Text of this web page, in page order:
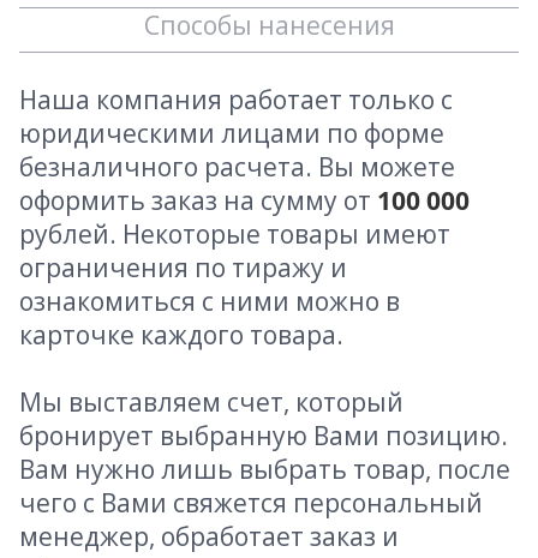
Способы нанесения
Наша компания работает только с
юридическими лицами по форме
безналичного расчета. Вы можете
оформить заказ на сумму от 100 000
рублей. Некоторые товары имеют
ограничения по тиражу и
ознакомиться с ними можно в
карточке каждого товара.
Мы выставляем счет, который
бронирует выбранную Вами позицию.
Вам нужно лишь выбрать товар, после
чего с Вами свяжется персональный
менеджер, обработает заказ и